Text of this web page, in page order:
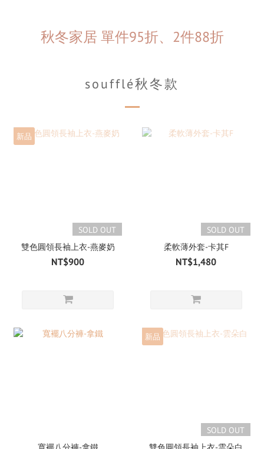
秋冬家居 單件95折、2件88折
soufflé秋冬款
新品
SOLD OUT
雙色圓領長袖上衣-燕麥奶
NT$900
SOLD OUT
柔軟薄外套-卡其F
NT$1,480
新品
SOLD OUT